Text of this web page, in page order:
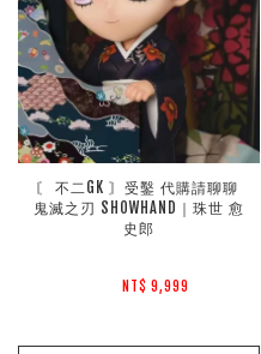
〘 不二GK 〙受鑿 代購請聊聊
鬼滅之刃 SHOWHAND｜珠世 愈
史郎
NT$ 9,999